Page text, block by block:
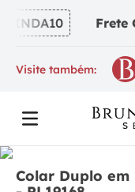
Frete
Visite também:
Colar Duplo em